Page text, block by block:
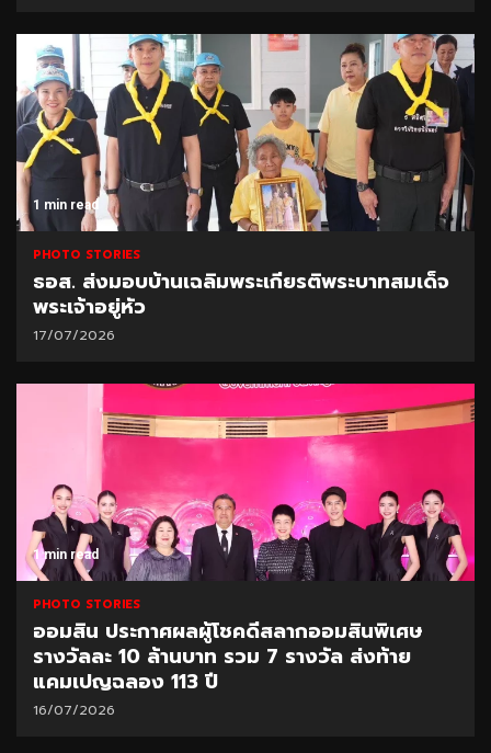
1 min read
PHOTO STORIES
ธอส. ส่งมอบบ้านเฉลิมพระเกียรติพระบาทสมเด็จ
พระเจ้าอยู่หัว
17/07/2026
1 min read
PHOTO STORIES
ออมสิน ประกาศผลผู้โชคดีสลากออมสินพิเศษ
รางวัลละ 10 ล้านบาท รวม 7 รางวัล ส่งท้าย
แคมเปญฉลอง 113 ปี
16/07/2026